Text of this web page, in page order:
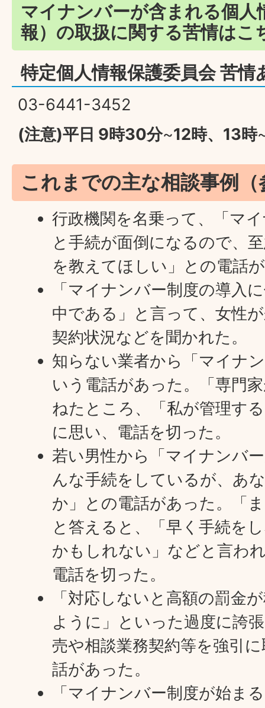
マイナンバーが含まれる個人
報）の取扱に関する苦情はこ
特定個人情報保護委員会 苦情
03-6441-3452
(注意)平日 9時30分~12時、13時
これまでの主な相談事例（
行政機関を名乗って、「マ
と手続が面倒になるので、
を教えてほしい」との電話
「マイナンバー制度の導入
中である」と言って、女性
契約状況などを聞かれた。
知らない業者から「マイナ
いう電話があった。「専門
ねたところ、「私が管理す
に思い、電話を切った。
若い男性から「マイナンバ
んな手続をしているが、あ
か」との電話があった。「
と答えると、「早く手続を
かもしれない」などと言わ
電話を切った。
「対応しないと高額の罰金
ように」といった過度に誇
売や相談業務契約等を強引
話があった。
「マイナンバー制度が始ま